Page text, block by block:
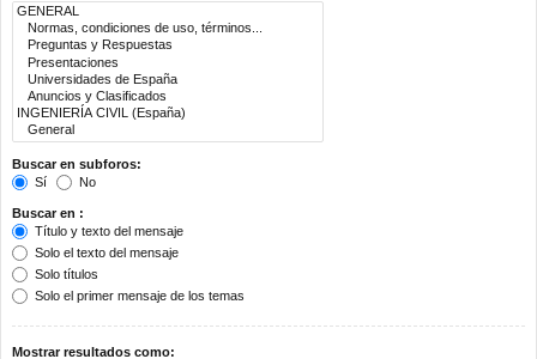
Buscar en subforos:
Sí
No
Buscar en :
Título y texto del mensaje
Solo el texto del mensaje
Solo títulos
Solo el primer mensaje de los temas
Mostrar resultados como: